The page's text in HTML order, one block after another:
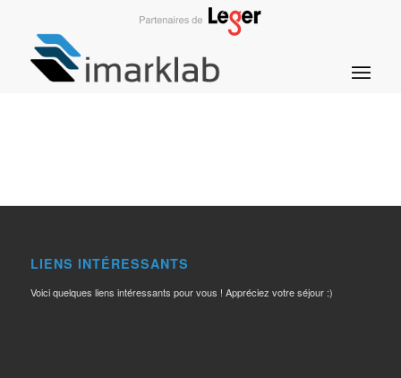
LIENS INTÉRESSANTS
Voici quelques liens intéressants pour vous ! Appréciez votre séjour :)